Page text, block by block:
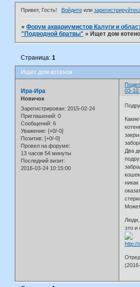
Привет, Гость! Войдитеили
»Форум аквариумистов Калуги и
"Подводной братвы" » Ищет дом
Ищет дом котенок
Страница:1
03-10
Ира-Ира
Новичок
Зарегистрирован: 2015-02-24
Приглашений: 0
Сообщений: 6
Уважение: [+0/-0]
Позитив: [+0/-0]
Провел на форуме:
13 часов 54 минуты
Последний визит:
2016-03-24 10:15:00
Два
Люди,
это и